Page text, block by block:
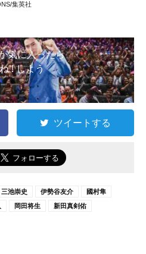
集英社
気に入ったら
! しよう
ツイートする
三池崇史 伊勢谷友介
國村隼
岡田将生
新田真剣佑